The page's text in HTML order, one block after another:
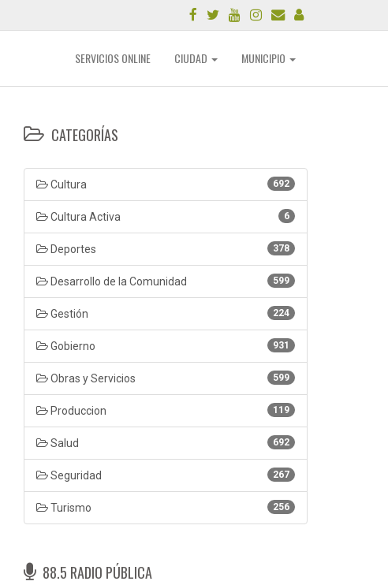
SERVICIOS ONLINE CIUDAD MUNICIPIO
CATEGORÍAS
692
Cultura
6
Cultura Activa
378
Deportes
599
Desarrollo de la Comunidad
224
Gestión
931
Gobierno
599
Obras y Servicios
119
Produccion
692
Salud
267
Seguridad
256
Turismo
88.5 RADIO PÚBLICA